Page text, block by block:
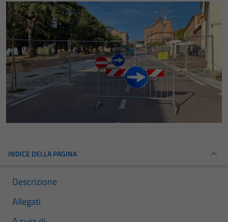
INDICE DELLA PAGINA
Descrizione
Allegati